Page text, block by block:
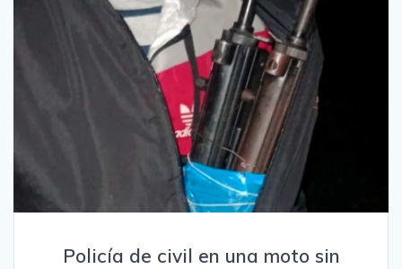
Policía de civil en una moto sin